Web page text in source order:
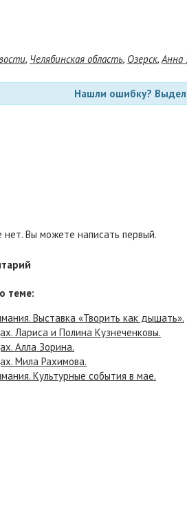
, Челябинская область, Озерск,Анна
Нашли ошибку?
Вы можете написать первый.
теме:
Выставка «Творить как дышать».
Лариса и Полина Кузнеченковы.
Алла Зорина.
Мила Рахимова.
Культурные события в мае.